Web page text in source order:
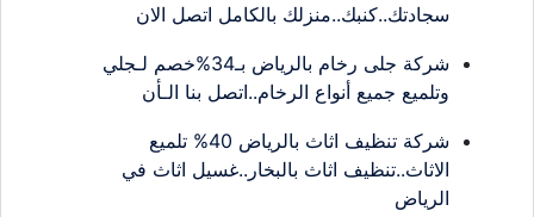
سجادتك..كنبك..منزلك بالكامل اتصل الان
شركة جلى رخام بالرياض بـ34%خصم لـجلي
وتلميع جميع أنواع الرخام..اتصل بنا الـأن
شركة تنظيف اثاث بالرياض 40% تلميع
الاثاث..تنظيف اثاث بالبخار..غسيل اثاث في
الرياض